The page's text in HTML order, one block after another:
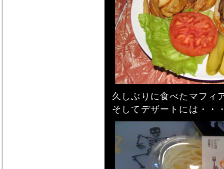
久しぶりに食べたマフィ
そしてデザートには・・